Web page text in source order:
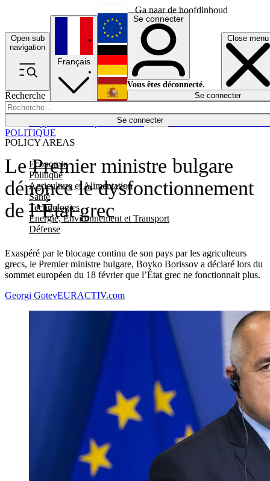
Ga naar de hoofdinhoud
Open sub
navigation
Close menu
Recherche
Se connecter
POLICY AREAS
Economie
Politique
Agriculture et Alimentation
Santé
Technologies
Energie, Environnement et Transport
Défense
Économie
Français
English
Deutsch
Español
Se connecter
Vous êtes déconnecté.
Se connecter
Le Premier ministre bulgare
dénonce le dysfonctionnement
de l’État grec
Exaspéré par le blocage continu de son pays par les agriculteurs
grecs, le Premier ministre bulgare, Boyko Borissov a déclaré lors du
sommet européen du 18 février que l’État grec ne fonctionnait plus.
POLITIQUE
Georgi GotevEURACTIV.com